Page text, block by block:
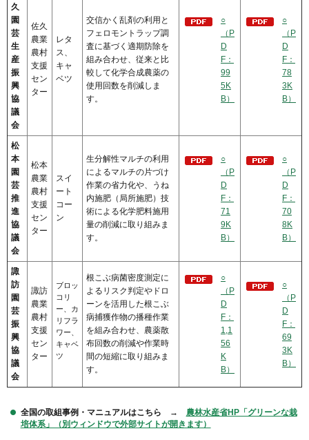
久
園
芸
生
産
振
興
協
議
会
佐久
農業
農村
支援
セン
ター
レタ
ス、
キャ
ベツ
交信かく乱剤の利用と
フェロモントラップ調
査に基づく適期防除を
組み合わせ、従来と比
較して化学合成農薬の
使用回数を削減しま
す。
○
（P
D
F：
99
5K
B）
○
（P
D
F：
78
3K
B）
松
本
園
芸
推
進
協
議
会
松本
農業
農村
支援
セン
ター
スイ
ート
コー
ン
生分解性マルチの利用
によるマルチの片づけ
作業の省力化や、うね
内施肥（局所施肥）技
術による化学肥料施用
量の削減に取り組みま
す。
○
（P
D
F：
71
9K
B）
○
（P
D
F：
70
8K
B）
諏
訪
園
芸
振
興
協
議
会
諏訪
農業
農村
支援
セン
ター
ブロッ
コリ
ー、カ
リフラ
ワー、
キャベ
ツ
根こぶ病菌密度測定に
よるリスク判定やドロ
ーンを活用した根こぶ
病捕獲作物の播種作業
を組み合わせ、農薬散
布回数の削減や作業時
間の短縮に取り組みま
す。
○
（P
D
F：
1,1
56
K
B）
○
（P
D
F：
69
3K
B）
全国の取組事例・マニュアルはこちら → 農林水産省HP「グリーンな栽
培体系」（別ウィンドウで外部サイトが開きます）